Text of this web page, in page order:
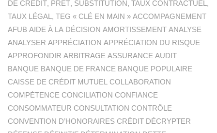
DE CRÉDIT, PRÊT, SUBSTITUTION,TAUX CONTRACTUEL,
TAUX LÉGAL,TEG « CLÉ EN MAIN » ACCOMPAGNEMENT
AFUB AIDE À LA DÉCISION AMORTISSEMENT ANALYSE
ANALYSER APPRÉCIATION APPRÉCIATION DU RISQUE
APPROFONDIR ARBITRAGE ASSURANCE AUDIT
BANQUE BANQUE DE FRANCE BANQUE POPULAIRE
CAISSE DE CRÉDIT MUTUEL COLLABORATION
COMPÉTENCE CONCILIATION CONFIANCE
CONSOMMATEUR CONSULTATION CONTRÔLE
CONVENTION D’HONORAIRES CRÉDIT DÉCRYPTER